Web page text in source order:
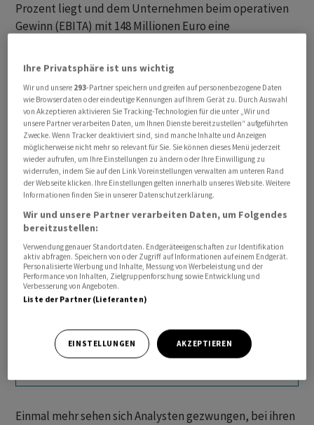
Prozent liegt und dem Unternehmen beim operativen
Gewinn (EBITA) mit 148 Millionen Euro eine
scheint dabei kaum von Bedeutung. Den vorsichtigen
Aussagen zur Entwicklung der Bruttogewinnmarge im
angelaufenen zweiten Quartal wird ein ungleich
grösseres Gewicht beigemessen.
Auf diese Schweizer Aktien haben es Leerverkäufer
Einmal mehr sehen sich Analysten gezwungen, bei ihren
Ihre Privatsphäre ist uns wichtig
Wir und unsere 293-Partner speichern und greifen auf personenbezogene Daten
wie Browserdaten oder eindeutige Kennungen auf Ihrem Gerät zu. Durch Auswahl
von Akzeptieren aktivieren Sie Tracking-Technologien für die unter „Wir und
unsere Partner verarbeiten Daten, um Ihnen Dienste bereitzustellen“ aufgeführten
Zwecke. Wenn Tracker deaktiviert sind, sind manche Inhalte und Anzeigen
möglicherweise nicht mehr so relevant für Sie. Sie können dieses Menü jederzeit
wieder aufrufen, um Ihre Einstellungen zu ändern oder Ihre Einwilligung zu
widerrufen, indem Sie auf den Link Voreinstellungen verwalten am unteren Rand
der Webseite klicken. Ihre Einstellungen gelten innerhalb unseres Website. Weitere
Informationen finden Sie in unserer Datenschutzerklärung.
Wir und unsere Partner verarbeiten Daten, um Folgendes
bereitzustellen:
Verwendung genauer Standortdaten. Endgeräteeigenschaften zur Identifikation
aktiv abfragen. Speichern von oder Zugriff auf Informationen auf einem Endgerät.
Personalisierte Werbung und Inhalte, Messung von Werbeleistung und der
Performance von Inhalten, Zielgruppenforschung sowie Entwicklung und
Verbesserung von Angeboten.
Liste der Partner (Lieferanten)
EINSTELLUNGEN AKZEPTIEREN